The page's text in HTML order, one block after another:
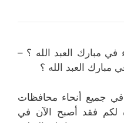
مبارك العبد الله ؟ –
العبد الله ؟
في جميع أنحاء محافظات
فقد أصبح الآن في